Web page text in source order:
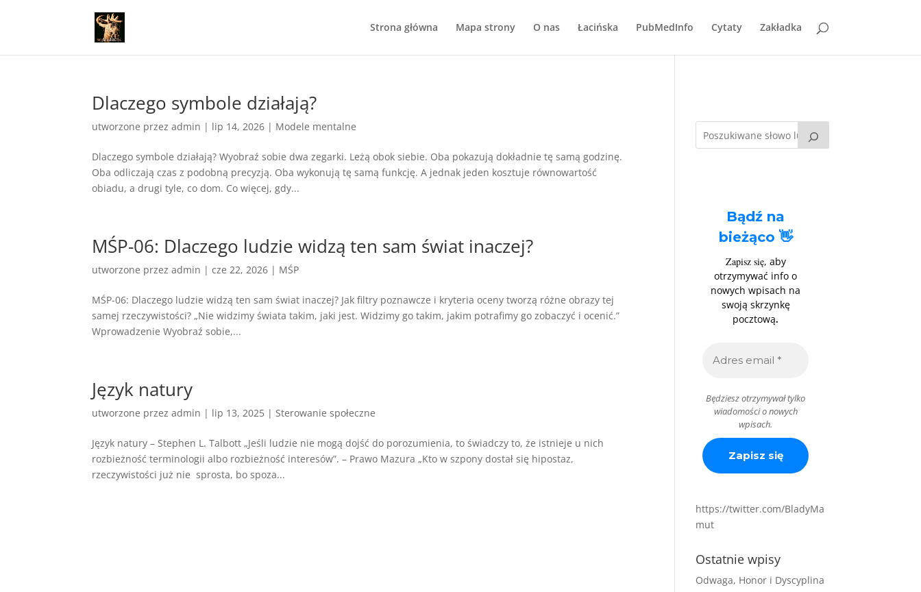
Strona główna Mapa strony O nas Łacińska PubMedInfo Cytaty Zakładka
Dlaczego symbole działają?
utworzone przezadmin | lip 14, 2026 | Modele mentalne
Dlaczego symbole działają? Wyobraź sobie dwa zegarki. Leżą obok siebie. Oba pokazują dokładnie tę samą godzinę.
Oba odliczają czas z podobną precyzją. Oba wykonują tę samą funkcję. A jednak jeden kosztuje równowartość
obiadu, a drugi tyle, co dom. Co więcej, gdy...
MŚP-06: Dlaczego ludzie widzą ten sam świat inaczej?
utworzone przezadmin |cze 22, 2026 | MŚP
MŚP-06: Dlaczego ludzie widzą ten sam świat inaczej? Jak filtry poznawcze i kryteria oceny tworzą różne obrazy tej
samej rzeczywistości? „Nie widzimy świata takim, jaki jest. Widzimy go takim, jakim potrafimy go zobaczyć i ocenić.”
Wprowadzenie Wyobraź sobie,...
Język natury
utworzone przezadmin | lip 13, 2025 |Sterowanie społeczne
Język natury – Stephen L. Talbott „Jeśli ludzie nie mogą dojść do porozumienia, to świadczy to, że istnieje u nich
rozbieżność terminologii albo rozbieżność interesów”. – Prawo Mazura „Kto w szpony dostał się hipostaz,
rzeczywistości już nie sprosta, bo spoza...
Bądź na
bieżąco 👋
Zapisz się, aby
otrzymywać info o
nowych wpisach na
swoją skrzynkę
pocztową.
Będziesz otrzymywał tylko
wiadomości o nowych
wpisach.
https://twitter.com/BladyMa
mut
Ostatnie wpisy
Odwaga, Honor i Dyscyplina